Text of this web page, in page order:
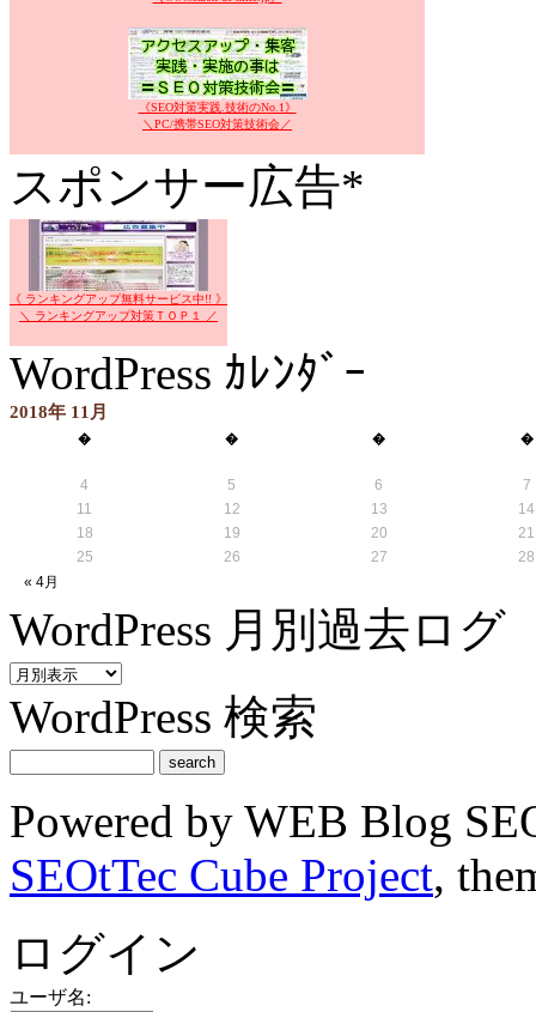
《SEO対策実践.技術のNo.1》
＼PC/携帯SEO対策技術会／
スポンサー広告*
《 ランキングアップ無料サービス中!! 》
＼ ランキングアップ対策ＴＯＰ１ ／
WordPress ｶﾚﾝﾀﾞｰ
2018年 11月
� � � �
« 4月
4 5 6
7
11
12 13
14
18
19 20
21
25
26 27 28
WordPress 月別過去ログ
WordPress 検索
Powered by WEB Blog
SEOtTec Cube Project,
ログイン
ユーザ名: